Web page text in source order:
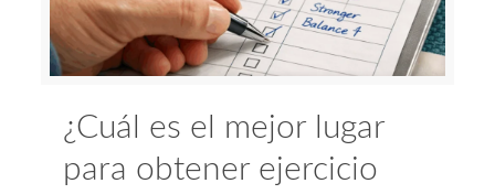
¿Cuál es el mejor lugar
para obtener ejercicio